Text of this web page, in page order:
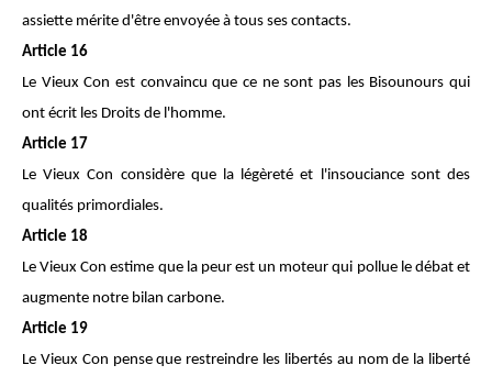
assiette mérite d'être envoyée à tous ses contacts.
Article 16
Le Vieux Con est convaincu que ce ne sont pas les Bisounours qui
ont écrit les Droits de l'homme.
Article 17
Le Vieux Con considère que la légèreté et l'insouciance sont des
qualités primordiales.
Article 18
Le Vieux Con estime que la peur est un moteur qui pollue le débat et
augmente notre bilan carbone.
Article 19
Le Vieux Con pense que restreindre les libertés au nom de la liberté